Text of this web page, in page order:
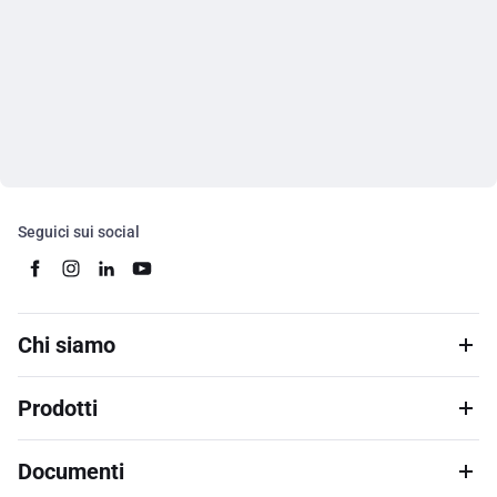
Seguici sui social
Chi siamo
Prodotti
Documenti